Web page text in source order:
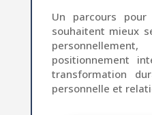
Un parcours
souhaitent mieux
positionnement
transformation
personnelle et